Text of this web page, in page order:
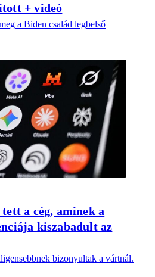
+ videó
a Biden család legbelső
a cég, aminek a
kiszabadult az
bizonyultak a vártnál.